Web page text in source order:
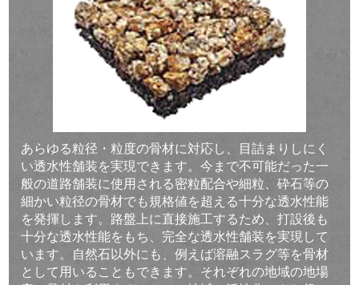
あらゆる粒径・粒度の骨材に対応し、目詰まりしにく
い透水性舗装を実現できます。今まで不可能だった一
般の道路舗装に使用される密粒配合や細粒、砕石等の
細かい粒径の骨材でも規格値を超える十分な透水性能
を発揮します。路盤上に直接施工するため、打設後も
十分な透水性能をもち、完全な透水性舗装を実現して
います。自然石以外にも、例えば溶融スラグ等を骨材
として用いることもできます。それぞれの地域の地場